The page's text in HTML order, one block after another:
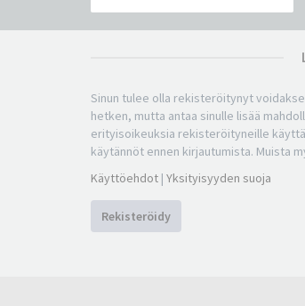
Sinun tulee olla rekisteröitynyt
hetken, mutta antaa sinulle lisää
erityisoikeuksia rekisteröityneille
käytännöt ennen kirjautumista. Muista
Käyttöehdot | Yksityisyyden suoja
Rekisteröidy